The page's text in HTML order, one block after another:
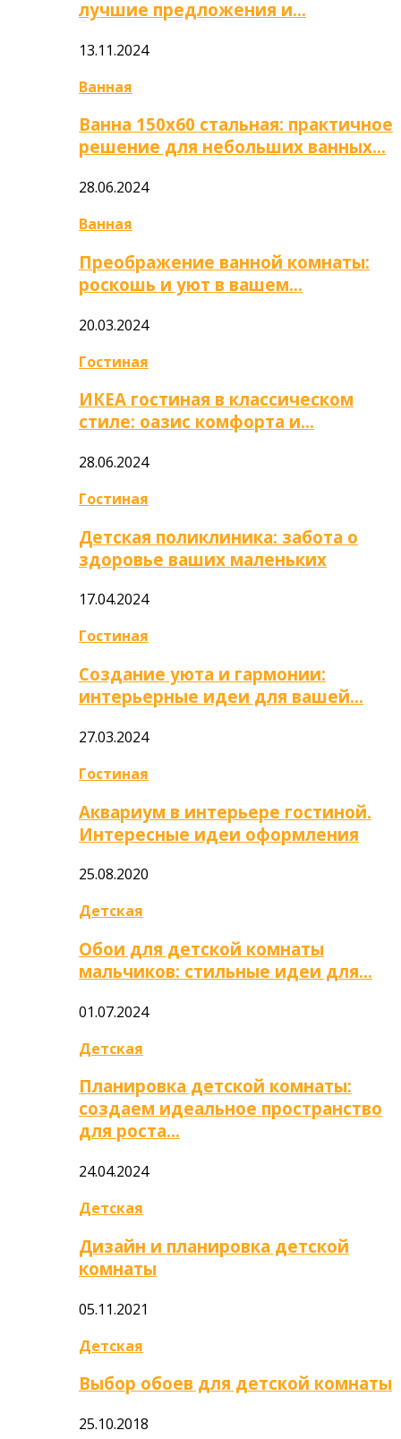
лучшие предложения и…
13.11.2024
Ванная
Ванна 150х60 стальная: практичное
решение для небольших ванных…
28.06.2024
Ванная
Преображение ванной комнаты:
роскошь и уют в вашем…
20.03.2024
Гостиная
ИКЕА гостиная в классическом
стиле: оазис комфорта и…
28.06.2024
Гостиная
Детская поликлиника: забота о
здоровье ваших маленьких
17.04.2024
Гостиная
Создание уюта и гармонии:
интерьерные идеи для вашей…
27.03.2024
Гостиная
Аквариум в интерьере гостиной.
Интересные идеи оформления
25.08.2020
Детская
Обои для детской комнаты
мальчиков: стильные идеи для…
01.07.2024
Детская
Планировка детской комнаты:
создаем идеальное пространство
для роста…
24.04.2024
Детская
Дизайн и планировка детской
комнаты
05.11.2021
Детская
Выбор обоев для детской комнаты
25.10.2018